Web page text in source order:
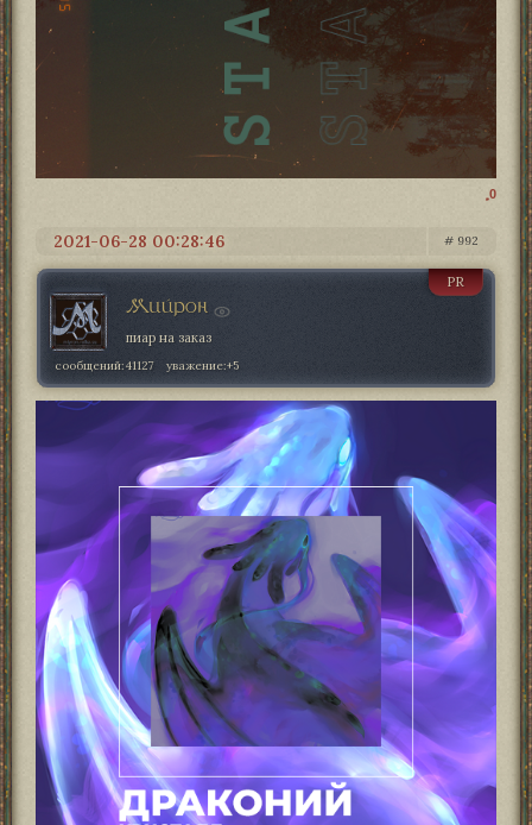
0
992
2021-06-28 00:28:46
Мийрон
PR
пиар на заказ
сообщений:41127 уважение:+5